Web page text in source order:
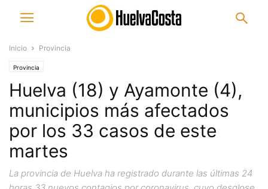
Inicio Provincia
Provincia
Huelva (18) y Ayamonte (4),
municipios más afectados
por los 33 casos de este
martes
La provincia de Huelva ha registrado durante las últimas 24